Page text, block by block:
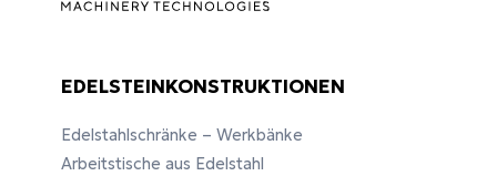
EDELSTEINKONSTRUKTIONEN
Edelstahlschränke – Werkbänke
Arbeitstische aus Edelstahl